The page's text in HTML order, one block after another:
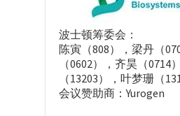
波士顿筹委会：
陈寅（808），梁丹（
（0602），齐昊（0714
（13203），叶梦珊（
会议赞助商：Yurogen